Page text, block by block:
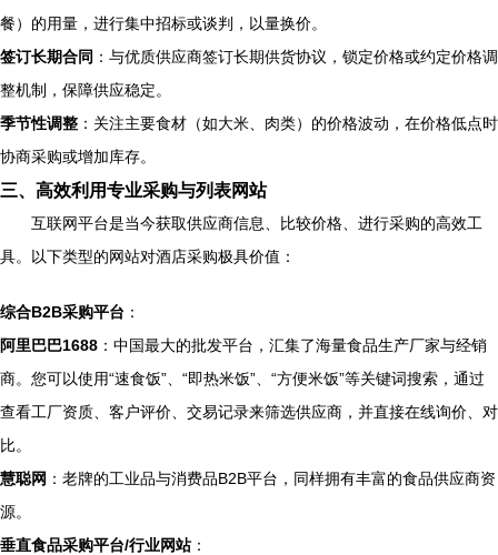
餐）的用量，进行集中招标或谈判，以量换价。
签订长期合同 ：与优质供应商签订长期供货协议，锁定价格或约定价格调
整机制，保障供应稳定。
季节性调整 ：关注主要食材（如大米、肉类）的价格波动，在价格低点时
协商采购或增加库存。
三、高效利用专业采购与列表网站
互联网平台是当今获取供应商信息、比较价格、进行采购的高效工
具。以下类型的网站对酒店采购极具价值：
综合B2B采购平台 ：
阿里巴巴1688 ：中国最大的批发平台，汇集了海量食品生产厂家与经销
商。您可以使用“速食饭”、“即热米饭”、“方便米饭”等关键词搜索，通过
查看工厂资质、客户评价、交易记录来筛选供应商，并直接在线询价、对
比。
慧聪网 ：老牌的工业品与消费品B2B平台，同样拥有丰富的食品供应商资
源。
垂直食品采购平台/行业网站：